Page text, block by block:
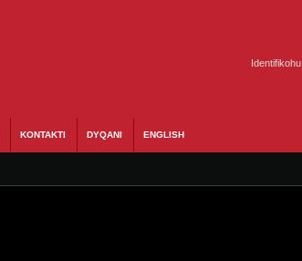
Identifikohu
KONTAKTI DYQANI ENGLISH